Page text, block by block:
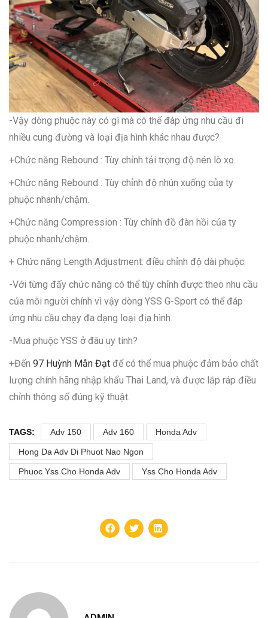
-Vậy dòng phuộc này có gì mà có thể đáp ứng nhu cầu đi
nhiều cung đường và loại địa hình khác nhau được?
+Chức năng Rebound : Tùy chỉnh tải trọng độ nén lò xo.
+Chức năng Rebound : Tùy chỉnh độ nhún xuống của ty
phuộc nhanh/chậm.
+Chức năng Compression : Tùy chỉnh đồ đàn hồi của ty
phuộc nhanh/chậm.
+ Chức năng Length Adjustment: điều chỉnh độ dài phuộc.
-Với từng đấy chức năng có thể tùy chỉnh được theo nhu cầu
của mỗi người chính vì vậy dòng YSS G-Sport có thể đáp
ứng nhu cầu chạy đa dạng loại địa hình.
-Mua phuộc YSS ở đâu uy tính?
+Đến 97 Huỳnh Mẫn Đạt để có thể mua phuộc đảm bảo chất
lượng chính hãng nhập khẩu Thai Land, và được lắp ráp điều
chỉnh thông số đúng kỹ thuật.
TAGS: Adv 150 Adv 160 Honda Adv
Hong Da Adv Di Phuot Nao Ngon
Phuoc Yss Cho Honda Adv Yss Cho Honda Adv